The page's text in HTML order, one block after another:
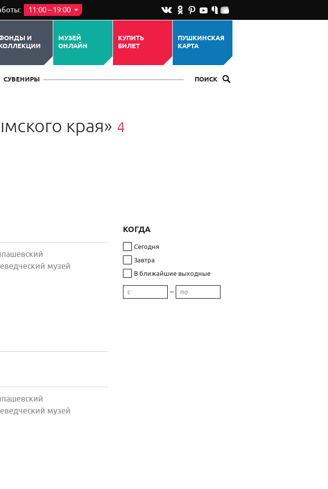
11:00 – 19:00
И
МУЗЕЙ
ОНЛАЙН
КУПИТЬ
БИЛЕТ
ПУШКИНСКАЯ
КАРТА
СУВЕНИРЫ ПОИСК
края» 4
КОГДА
Сегодня
Завтра
В ближайшие выходные
–
музей
музей